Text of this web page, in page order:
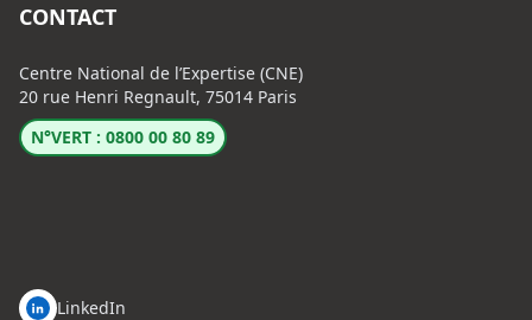
CONTACT
Centre National de l’Expertise (CNE)
20 rue Henri Regnault, 75014 Paris
N°VERT : 0800 00 80 89
LinkedIn